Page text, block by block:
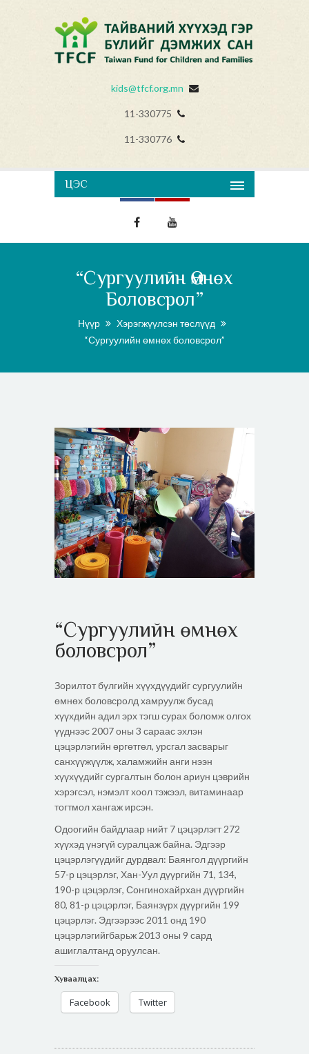
kids@tfcf.org.mn
11-330775
11-330776
ЦЭС
“Сургуулийн Өмнөх
Боловсрол”
Нүүр
Хэрэгжүүлсэн төслүүд
“Сургуулийн өмнөх боловсрол”
“Сургуулийн өмнөх
боловсрол”
Зорилтот бүлгийн хүүхдүүдийг сургуулийн
өмнөх боловсролд хамруулж бусад
хүүхдийн адил эрх тэгш сурах боломж олгох
үүднээс 2007 оны 3 сараас эхлэн
цэцэрлэгийн өргөтгөл, урсгал засварыг
санхүүжүүлж, халамжийн анги нээн
хүүхүүдийг сургалтын болон ариун цэврийн
хэрэгсэл, нэмэлт хоол тэжээл, витаминаар
тогтмол хангаж ирсэн.
Одоогийн байдлаар нийт 7 цэцэрлэгт 272
хүүхэд үнэгүй суралцаж байна. Эдгээр
цэцэрлэгүүдийг дурдвал: Баянгол дүүргийн
57-р цэцэрлэг, Хан-Уул дүүргийн 71, 134,
190-р цэцэрлэг, Сонгинохайрхан дүүргийн
80, 81-р цэцэрлэг, Баянзүрх дүүргийн 199
цэцэрлэг. Эдгээрээс 2011 онд 190
цэцэрлэгийгбарьж 2013 оны 9 сард
ашиглалтанд оруулсан.
Хуваалцах:
Facebook Twitter